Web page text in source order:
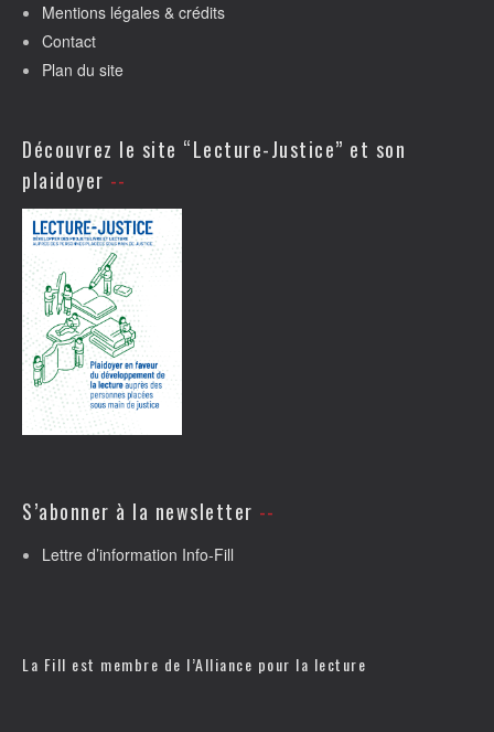
Mentions légales & crédits
Contact
Plan du site
Découvrez le site “Lecture-Justice” et son
plaidoyer
S’abonner à la newsletter
Lettre d’information Info-Fill
La Fill est membre de l’Alliance pour la lecture